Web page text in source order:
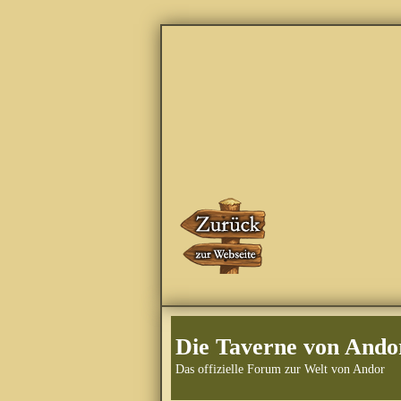
Die Taverne von
Das offizielle Forum zur Welt von Andor